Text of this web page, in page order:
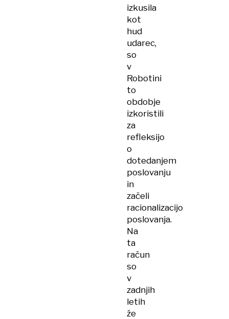
izkusila
kot
hud
udarec,
so
v
Robotini
to
obdobje
izkoristili
za
refleksijo
o
dotedanjem
poslovanju
in
začeli
racionalizacijo
poslovanja.
Na
ta
račun
so
v
zadnjih
letih
že